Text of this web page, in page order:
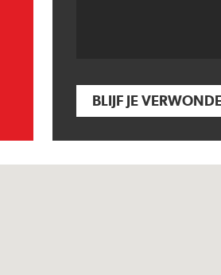
BLIJF JE